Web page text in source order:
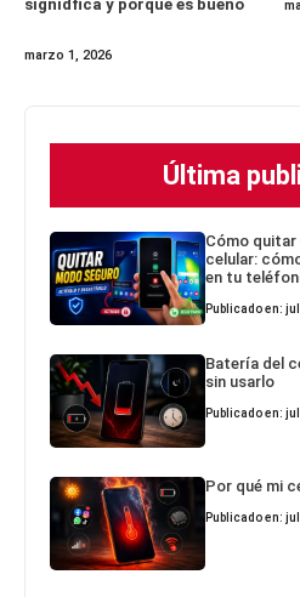
signidfica y porqué es bueno
marzo 1, 2026
Última
Cómo quitar
celular:
en tu
Publicado en:
Batería del
sin usarlo
Publicado en:
Por qué mi
Publicado en: